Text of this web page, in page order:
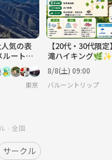
気の表
ート✨
東京
【20代・30代限
滝ハイキング🌿✨
8/8(土) 09:00
バルーントリップ
全国
サークル